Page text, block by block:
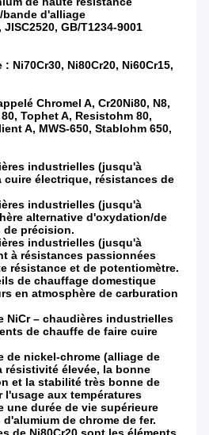
bande d'alliage
JISC2520, GB/T1234-9001
Ni70Cr30, Ni80Cr20, Ni60Cr15,
Chromel A, Cr20Ni80, N8,
Tophet A, Resistohm 80,
A, MWS-650, Stablohm 650,
industrielles (jusqu'à
cuire électrique, résistances de
industrielles (jusqu'à
alternative d'oxydation/de
de précision.
industrielles (jusqu'à
à résistances passionnées
résistance et de potentiomètre.
de chauffage domestique
en atmosphère de carburation
NiCr – chaudières industrielles
de chauffe de faire cuire
de nickel-chrome (alliage de
résistivité élevée, la bonne
et la stabilité très bonne de
aux températures
une durée de vie supérieure
de chrome de fer.